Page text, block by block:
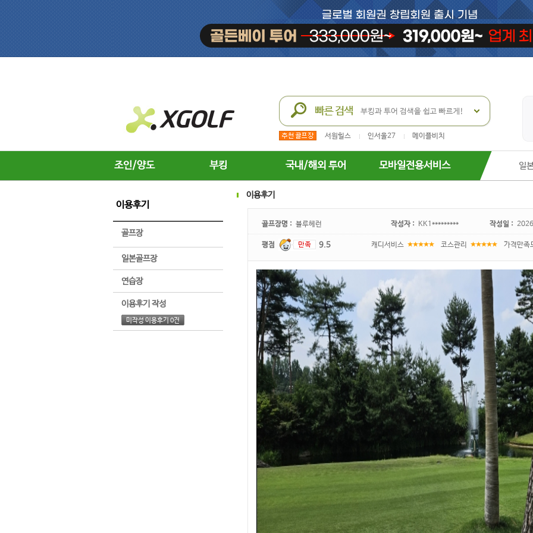
서원힐스 인서울27 메이플비치
조인/양도 부킹 국내/해외 투어 모바일전용서비스 일
이용후기
골프장
일본골프장
연습장
이용후기 작성
미작성 이용후기 0건
이용후기
골프장명 : 블루헤런 작성자 : KK1********* 작성일 :
평점 9.5 캐디서비스 코스관리 가격만족